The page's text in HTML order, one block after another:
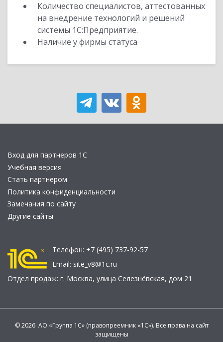
Количество специалистов, аттестованных
на внедрение технологий и решений
системы 1С:Предприятие.
Наличие у фирмы статуса
Вход для партнеров 1С
Учебная версия
Стать партнером
Политика конфиденциальности
Замечания по сайту
Другие сайты
Телефон: +7 (495) 737-92-57
Email: site_v8@1c.ru
Отдел продаж: г. Москва, улица Селезнёвская, дом 21
© 2026 АО «Группа 1С» (правопреемник «1С»). Все права на сайт
защищены